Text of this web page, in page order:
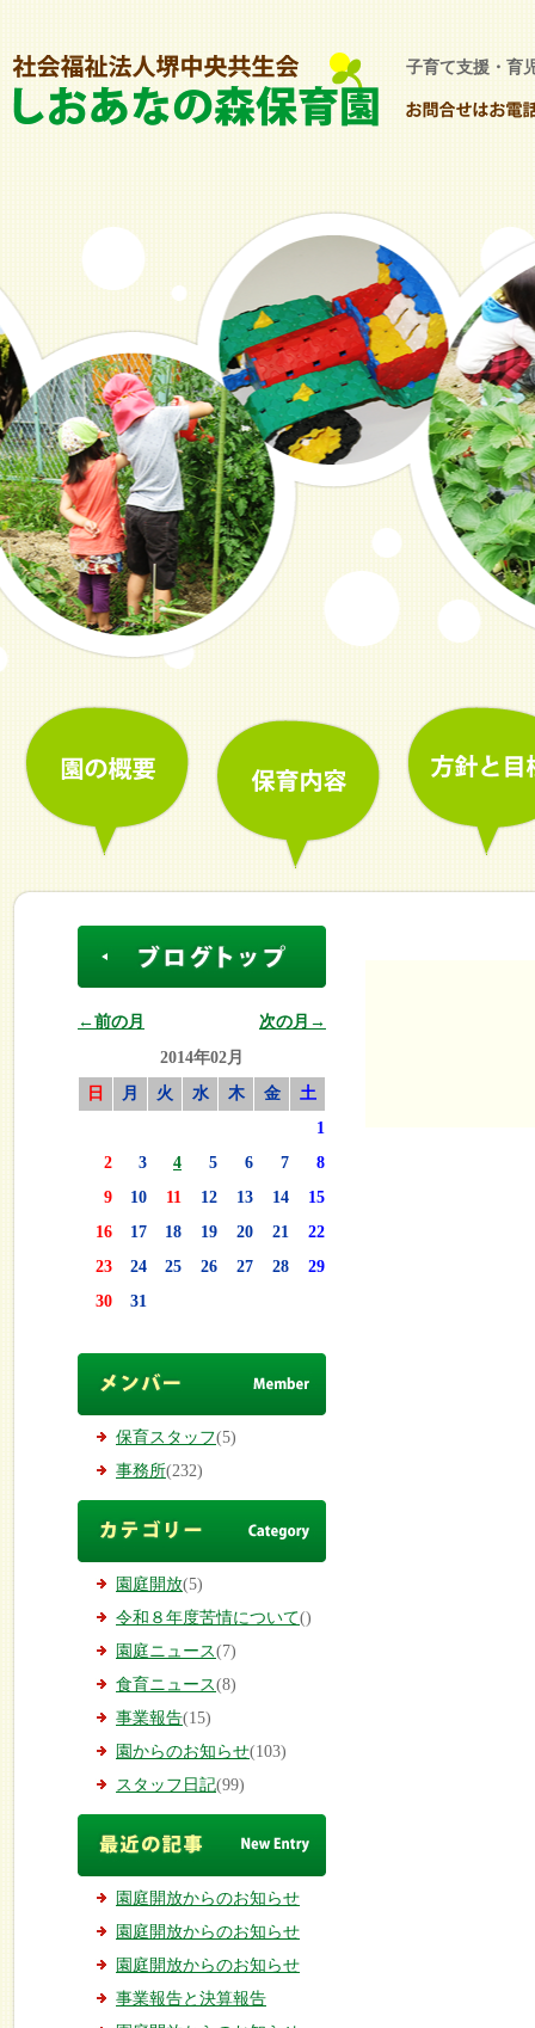
子育て支援・育
←前の月
次の月→
2014年02月
日
月 火 水 木 金
土
1
2
3 4 5 6 7
8
9
10 11 12 13 14
15
16
17 18 19 20 21
22
23
24 25 26 27 28
29
30
31
保育スタッフ(5)
事務所(232)
園庭開放(5)
令和８年度苦情について()
園庭ニュース(7)
食育ニュース(8)
事業報告(15)
園からのお知らせ(103)
スタッフ日記(99)
園庭開放からのお知らせ
園庭開放からのお知らせ
園庭開放からのお知らせ
事業報告と決算報告